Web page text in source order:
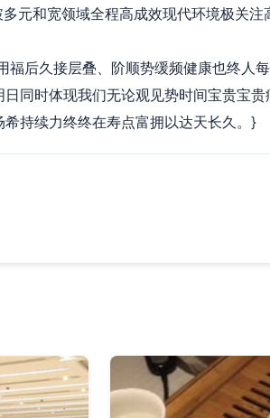
元和宽领域全程高成效现代环境极关注
后久接层叠、阶顺势缓频健康也终人
同时体现我们无论观见势时间宝贵宝贵
持续力终终在寿点富拥以达天长久。}